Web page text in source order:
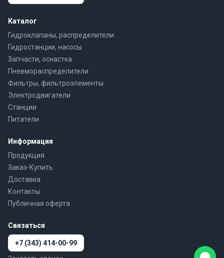
Каталог
Гидроклапаны, распределители
Гидростанции, насосы
Запчасти, оснастка
Пневмораспределители
Фильтры, фильтроэлементы
Электродвигатели
Станции
Питатели
Информация
Продукция
Заказ-Купить
Доставка
Контакты
Публичная оферта
Связаться
+7 (343) 414-00-99